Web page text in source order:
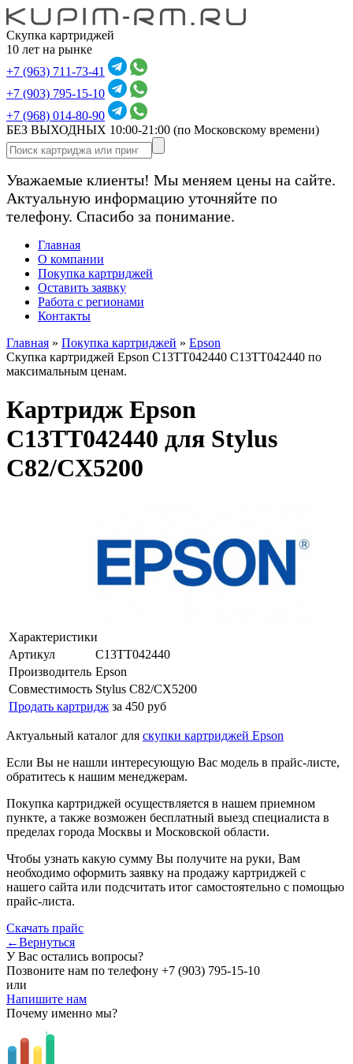
Скупка картриджей
10 лет на рынке
+7 (963) 711-73-41
+7 (903) 795-15-10
+7 (968) 014-80-90
БЕЗ ВЫХОДНЫХ 10:00-21:00 (по Московскому времени)
Уважаемые клиенты! Мы меняем цены на сайте.
Актуальную информацию уточняйте по
телефону. Спасибо за понимание.
Главная
О компании
Покупка картриджей
Оставить заявку
Работа с регионами
Контакты
Главная » Покупка картриджей » Epson
Скупка картриджей Epson C13TT042440 C13TT042440 по
максимальным ценам.
Картридж Epson
C13TT042440 для Stylus
C82/CX5200
Характеристики
Артикул
C13TT042440
Производитель Epson
Совместимость Stylus C82/CX5200
Продать картридж за 450 руб
Актуальный каталог для скупки картриджей Epson
Если Вы не нашли интересующую Вас модель в прайс-листе,
обратитесь к нашим менеджерам.
Покупка картриджей осуществляется в нашем приемном
пункте, а также возможен бесплатный выезд специалиста в
пределах города Москвы и Московской области.
Чтобы узнать какую сумму Вы получите на руки, Вам
необходимо оформить заявку на продажу картриджей с
нашего сайта или подсчитать итог самостоятельно с помощью
прайс-листа.
Скачать прайс
←Вернуться
У Вас остались вопросы?
Позвоните нам по телефону +7 (903) 795-15-10
или
Напишите нам
Почему именно мы?